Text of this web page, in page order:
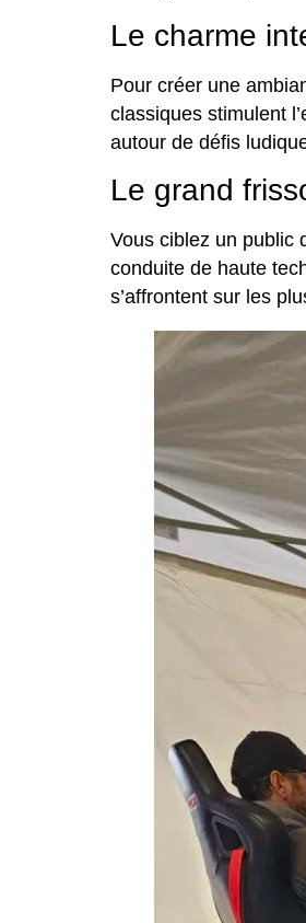
Le charme
Pour créer une
classiques stimulent
autour de défis
Le grand
Vous ciblez un public
conduite de haute
s’affrontent sur les